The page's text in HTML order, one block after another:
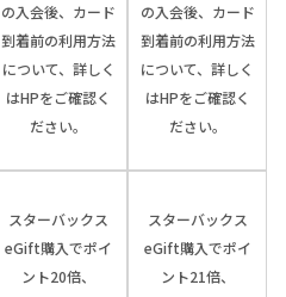
の入会後、カード
到着前の利用方法
について、詳しく
はHPをご確認く
ださい。
の入会後、カード
到着前の利用方法
について、詳しく
はHPをご確認く
ださい。
スターバックス
eGift購入でポイ
ント20倍、
スターバックス
eGift購入でポイ
ント21倍、